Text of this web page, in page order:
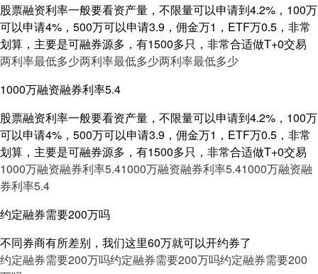
股票融资利率一般要看资产量，不限量可以申请到4.2%，100万
可以申请4%，500万可以申请3.9，佣金万1，ETF万0.5，非常
划算，主要是可融券源多，有1500多只，非常合适做T+0交易
两利率最低多少两利率最低多少两利率最低多少
1000万融资融券利率5.4
股票融资利率一般要看资产量，不限量可以申请到4.2%，100万
可以申请4%，500万可以申请3.9，佣金万1，ETF万0.5，非常
划算，主要是可融券源多，有1500多只，非常合适做T+0交易
1000万融资融券利率5.41000万融资融券利率5.41000万融资融
券利率5.4
约定融券需要200万吗
不同券商有所差别，我们这里60万就可以开约券了
约定融券需要200万吗约定融券需要200万吗约定融券需要200